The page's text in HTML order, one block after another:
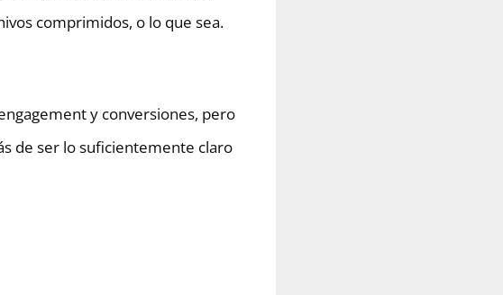
comprimidos, o lo que sea.
y conversiones, pero
de ser lo suficientemente claro